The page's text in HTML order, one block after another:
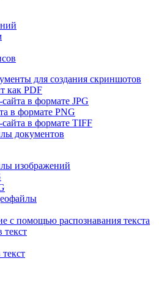
для создания скриншотов
как PDF
в формате JPG
в формате PNG
в формате TIFF
документов
изображений
с помощью распознавания текста
текст